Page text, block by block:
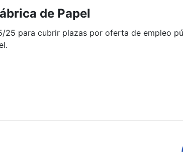
de Papel
25 para cubrir plazas por oferta de empleo